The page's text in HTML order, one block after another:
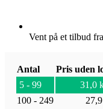
Vent på et tilbud
Antal
Pris uden
5 - 99
31,0
100 - 249
27,9